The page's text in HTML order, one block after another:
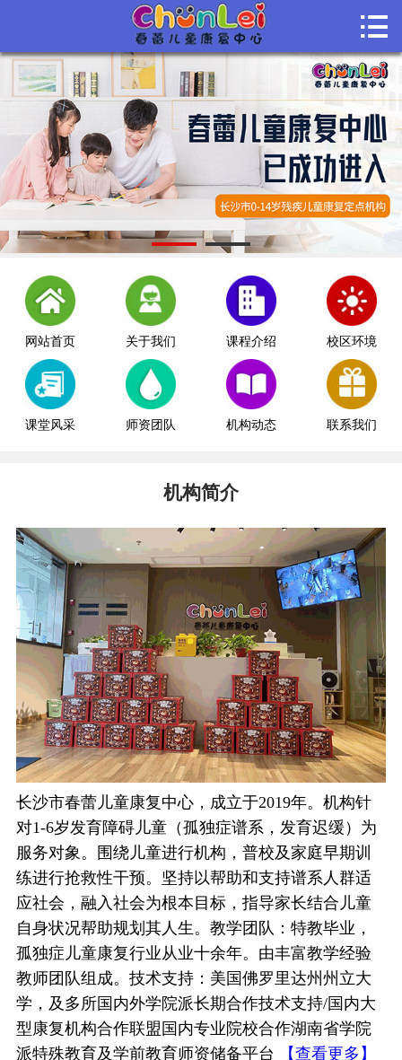
关于我们
课程介绍
课堂风采
师资团队
机构动态
联系我们

网站首页 关于我们 课程介绍 校区环境
课堂风采 师资团队 机构动态 联系我们
机构简介
长沙市春蕾儿童康复中心，成立于2019年。机构针
对1-6岁发育障碍儿童（孤独症谱系，发育迟缓）为
服务对象。围绕儿童进行机构，普校及家庭早期训
练进行抢救性干预。坚持以帮助和支持谱系人群适
应社会，融入社会为根本目标，指导家长结合儿童
自身状况帮助规划其人生。教学团队：特教毕业，
孤独症儿童康复行业从业十余年。由丰富教学经验
教师团队组成。技术支持：美国佛罗里达州州立大
学，及多所国内外学院派长期合作技术支持/国内大
型康复机构合作联盟国内专业院校合作湖南省学院
派特殊教育及学前教育师资储备平台
【查看更多】